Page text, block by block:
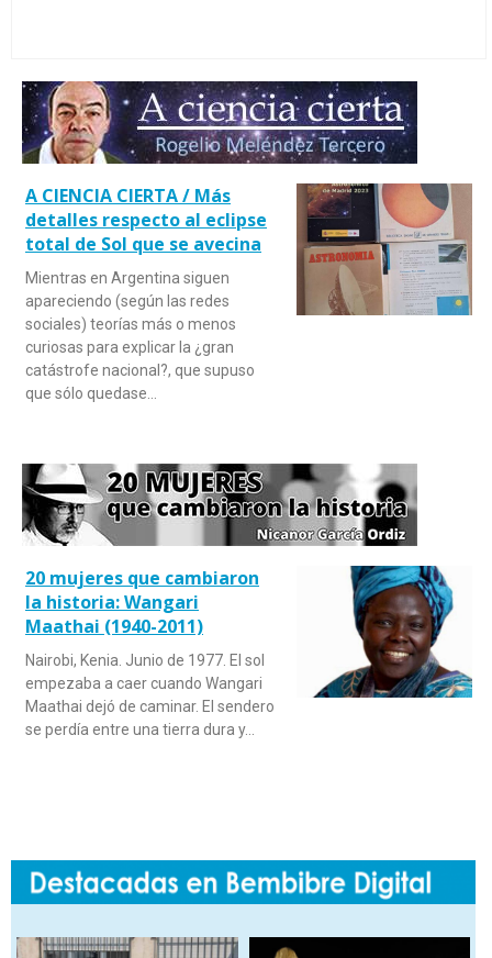
A CIENCIA CIERTA / Más
detalles respecto al eclipse
total de Sol que se avecina
Mientras en Argentina siguen
apareciendo (según las redes
sociales) teorías más o menos
curiosas para explicar la ¿gran
catástrofe nacional?, que supuso
que sólo quedase…
20 mujeres que cambiaron
la historia: Wangari
Maathai (1940-2011)
Nairobi, Kenia. Junio de 1977. El sol
empezaba a caer cuando Wangari
Maathai dejó de caminar. El sendero
se perdía entre una tierra dura y…